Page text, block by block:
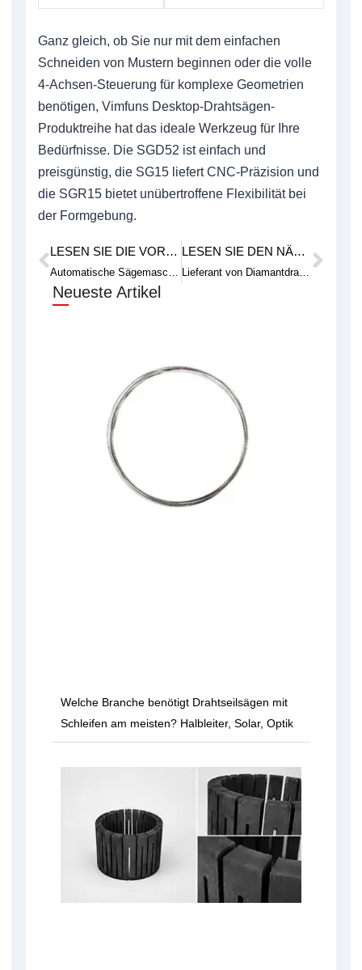
Ganz gleich, ob Sie nur mit dem einfachen
Schneiden von Mustern beginnen oder die volle
4-Achsen-Steuerung für komplexe Geometrien
benötigen, Vimfuns Desktop-Drahtsägen-
Produktreihe hat das ideale Werkzeug für Ihre
Bedürfnisse. Die SGD52 ist einfach und
preisgünstig, die SG15 liefert CNC-Präzision und
die SGR15 bietet unübertroffene Flexibilität bei
der Formgebung.
Prev LESEN SIE DIE VORHERIGE FALLSTUDIE LESEN SIE DEN NÄCHSTEN TECHNISCHEN ARTIKEL
Lieferant von Diamantdraht für Großbestellungen mit Preisnachlässen
Neueste Artikel
Welche Branche benötigt Drahtseilsägen mit
Schleifen am meisten? Halbleiter, Solar, Optik